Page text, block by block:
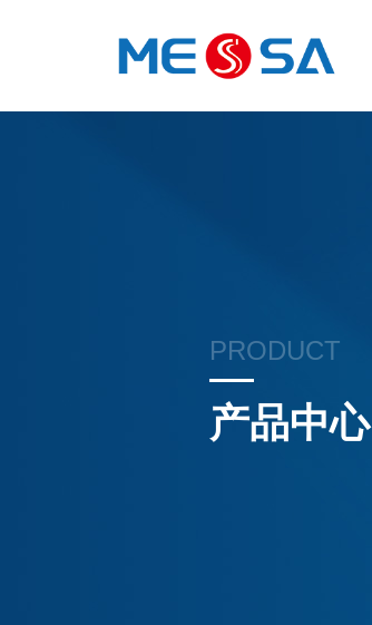
PRODUCT
产品中心